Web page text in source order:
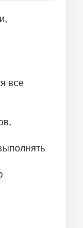
все